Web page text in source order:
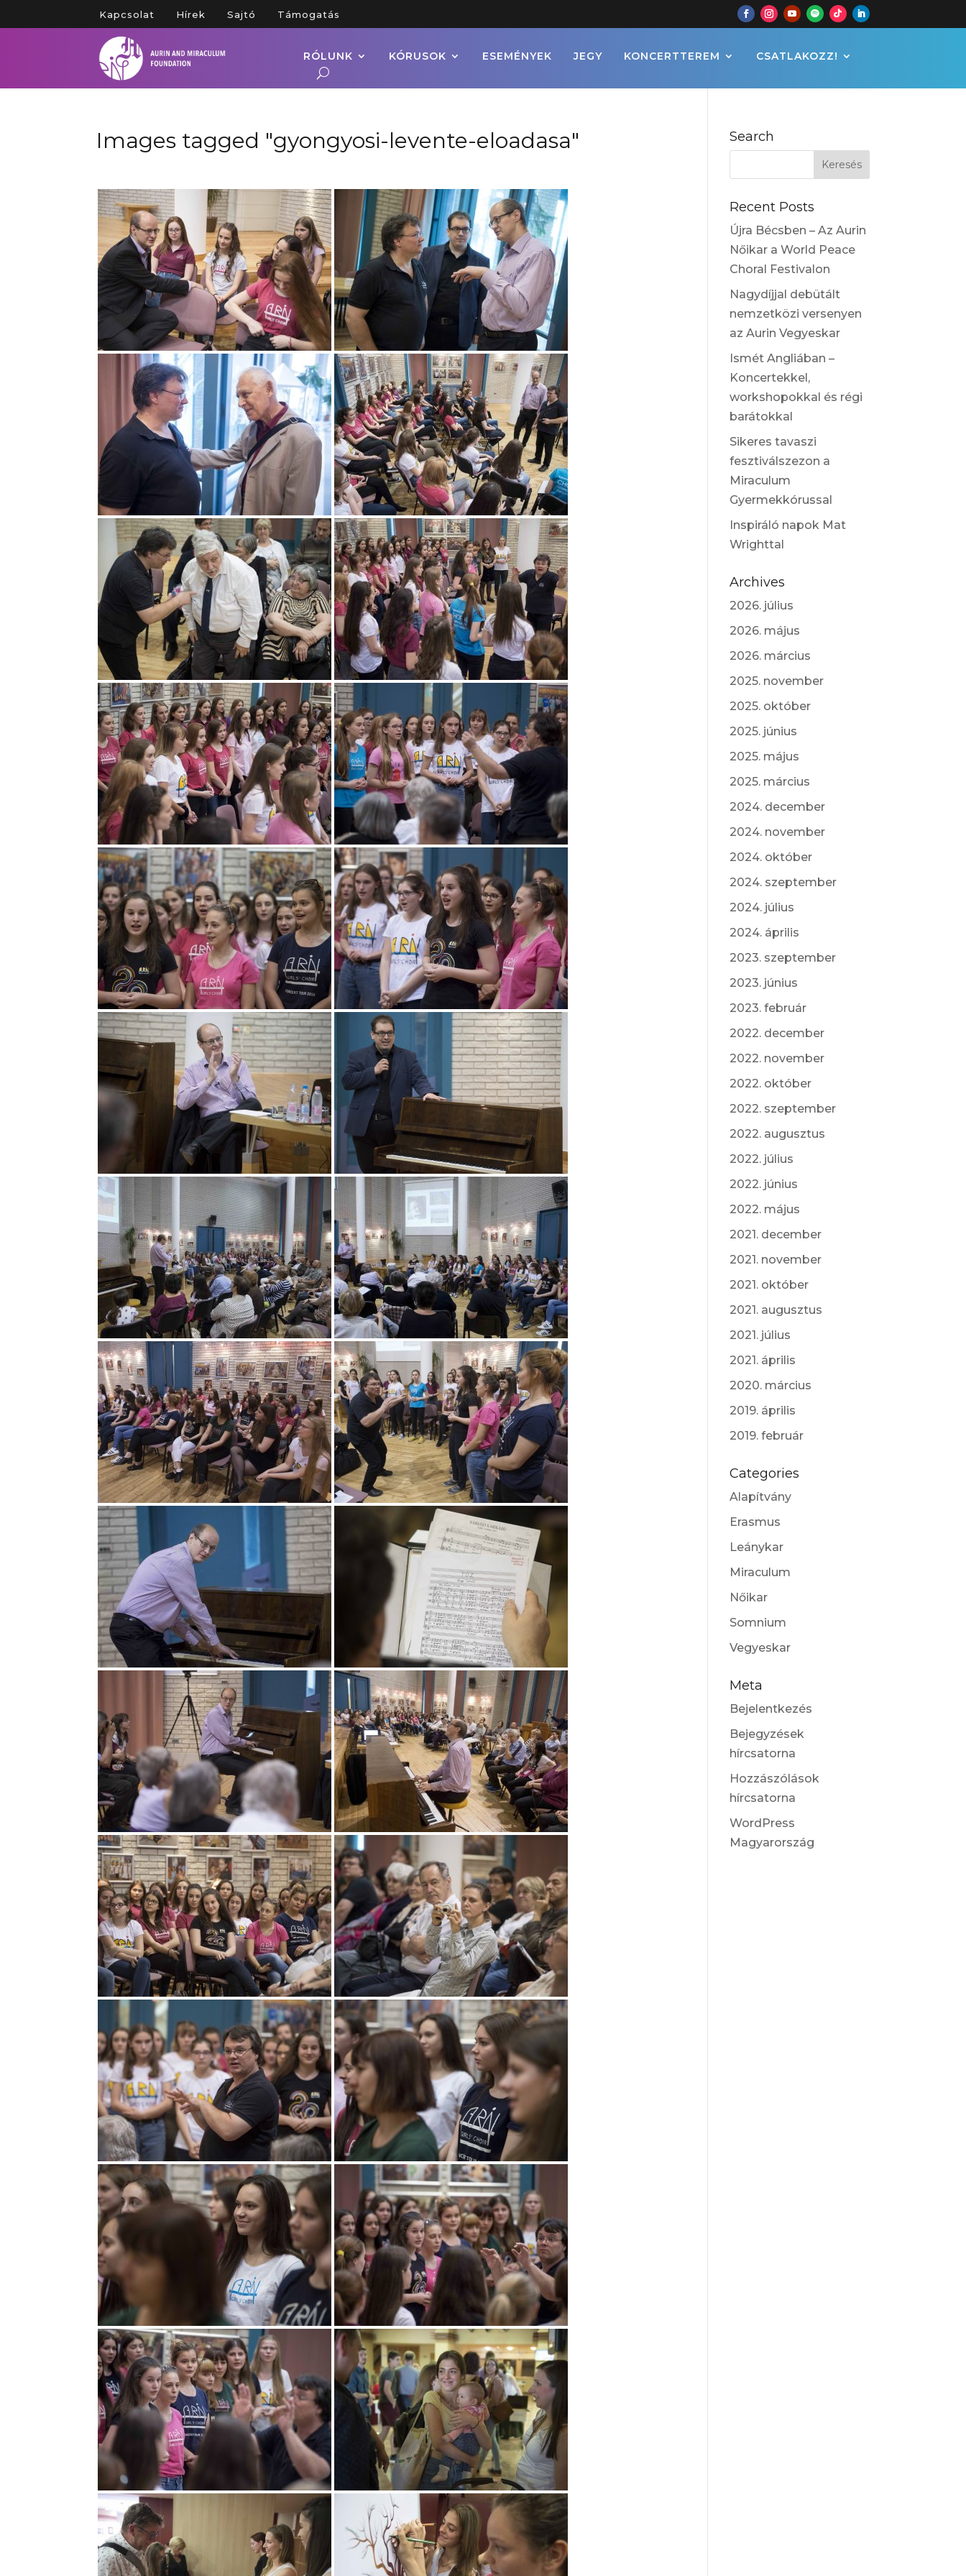
Kapcsolat Hírek Sajtó Támogatás
RÓLUNK KÓRUSOK ESEMÉNYEK JEGY KONCERTTEREM CSATLAKOZZ!
Images tagged "gyongyosi-levente-eloadasa" Search
Recent Posts
Újra Bécsben – Az Aurin
Nőikar a World Peace
Choral Festivalon
Nagydíjjal debütált
nemzetközi versenyen
az Aurin Vegyeskar
Ismét Angliában –
Koncertekkel,
workshopokkal és régi
barátokkal
Sikeres tavaszi
fesztiválszezon a
Miraculum
Gyermekkórussal
Inspiráló napok Mat
Wrighttal
Archives
2026. július
2026. május
2026. március
2025. november
2025. október
2025. június
2025. május
2025. március
2024. december
2024. november
2024. október
2024. szeptember
2024. július
2024. április
2023. szeptember
2023. június
2023. február
2022. december
2022. november
2022. október
2022. szeptember
2022. augusztus
2022. július
2022. június
2022. május
2021. december
2021. november
2021. október
2021. augusztus
2021. július
2021. április
2020. március
2019. április
2019. február
Categories
Alapítvány
Erasmus
Leánykar
Miraculum
Nőikar
Somnium
Vegyeskar
Meta
Bejelentkezés
Bejegyzések
hírcsatorna
Hozzászólások
hírcsatorna
WordPress
Magyarország